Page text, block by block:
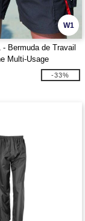
W1
- Bermuda de Travail
Multi-Usage
-33%